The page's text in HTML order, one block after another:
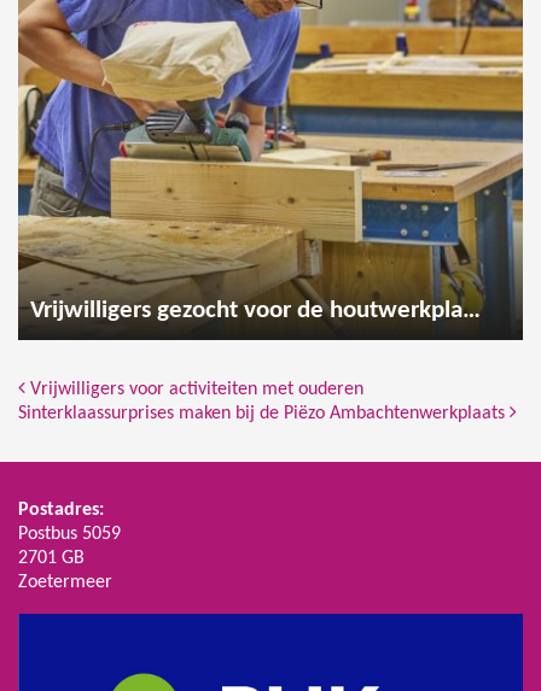
Vrijwilligers gezocht voor de houtwerkplaats
Bericht Navigatie
Vrijwilligers voor activiteiten met ouderen
Sinterklaassurprises maken bij de Piëzo Ambachtenwerkplaats
Postadres:
Postbus 5059
2701 GB
Zoetermeer